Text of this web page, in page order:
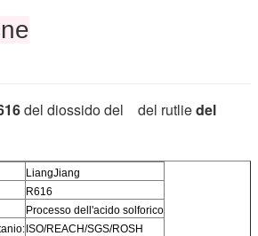
del diossido del del rutliedel
LiangJiang
R616
Processo dell'acido solforico
ISO/REACH/SGS/ROSH